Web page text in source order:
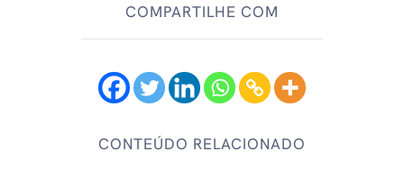
COMPARTILHE COM
CONTEÚDO RELACIONADO